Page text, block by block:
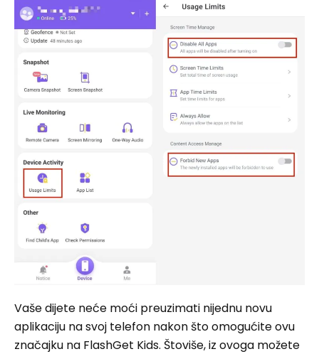
Vaše dijete neće moći preuzimati nijednu novu
aplikaciju na svoj telefon nakon što omogućite ovu
značajku na FlashGet Kids. Štoviše, iz ovoga možete